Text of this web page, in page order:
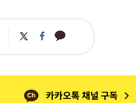
트
위
페
이
카
카